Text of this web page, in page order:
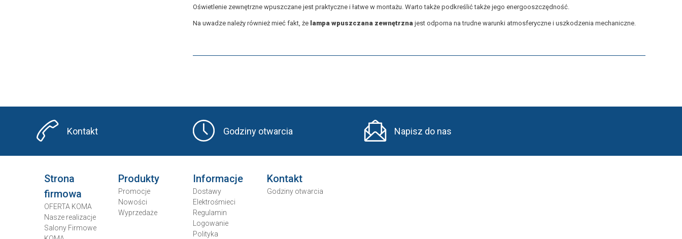
Oświetlenie zewnętrzne wpuszczane jest praktyczne i łatwe w montażu. Warto także podkreślić także jego energooszczędność.
Na uwadze należy również mieć fakt, żelampa wpuszczana zewnętrzna jest odporna na trudne warunki atmosferyczne i uszkodzenia mechaniczne.
Kontakt Godziny otwarcia Napisz do nas
Strona
firmowa
OFERTA KOMA
Nasze realizacje
Salony Firmowe
Produkty
Promocje
Nowości
Wyprzedaże
Informacje
Dostawy
Elektrośmieci
Regulamin
Logowanie
Polityka
Kontakt
Godziny otwarcia